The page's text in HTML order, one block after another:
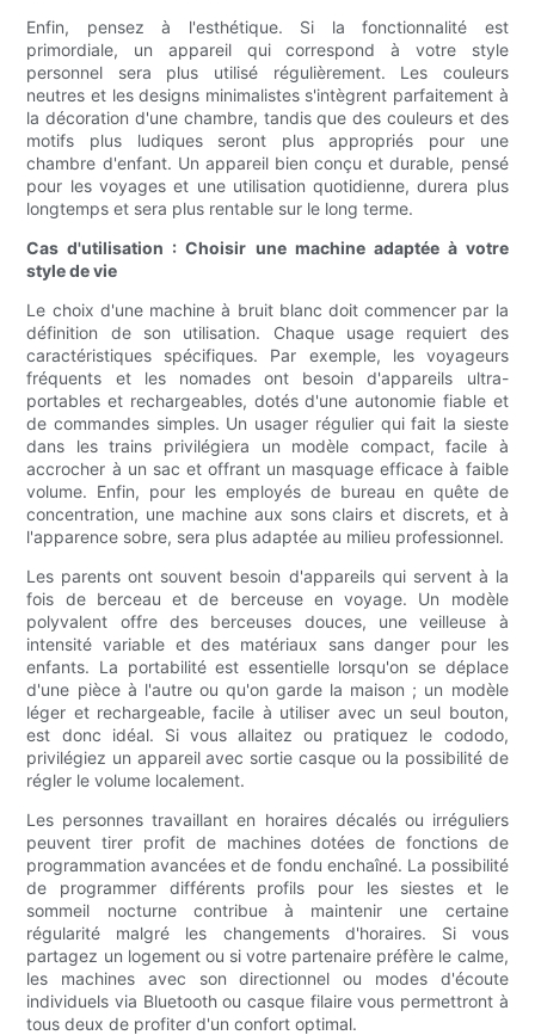
Enfin, pensez à l'esthétique. Si la fonctionnalité est
primordiale, un appareil qui correspond à votre style
personnel sera plus utilisé régulièrement. Les couleurs
neutres et les designs minimalistes s'intègrent parfaitement à
la décoration d'une chambre, tandis que des couleurs et des
motifs plus ludiques seront plus appropriés pour une
chambre d'enfant. Un appareil bien conçu et durable, pensé
pour les voyages et une utilisation quotidienne, durera plus
longtemps et sera plus rentable sur le long terme.
Cas d'utilisation : Choisir une machine adaptée à votre
style de vie
Le choix d'une machine à bruit blanc doit commencer par la
définition de son utilisation. Chaque usage requiert des
caractéristiques spécifiques. Par exemple, les voyageurs
fréquents et les nomades ont besoin d'appareils ultra-
portables et rechargeables, dotés d'une autonomie fiable et
de commandes simples. Un usager régulier qui fait la sieste
dans les trains privilégiera un modèle compact, facile à
accrocher à un sac et offrant un masquage efficace à faible
volume. Enfin, pour les employés de bureau en quête de
concentration, une machine aux sons clairs et discrets, et à
l'apparence sobre, sera plus adaptée au milieu professionnel.
Les parents ont souvent besoin d'appareils qui servent à la
fois de berceau et de berceuse en voyage. Un modèle
polyvalent offre des berceuses douces, une veilleuse à
intensité variable et des matériaux sans danger pour les
enfants. La portabilité est essentielle lorsqu'on se déplace
d'une pièce à l'autre ou qu'on garde la maison ; un modèle
léger et rechargeable, facile à utiliser avec un seul bouton,
est donc idéal. Si vous allaitez ou pratiquez le cododo,
privilégiez un appareil avec sortie casque ou la possibilité de
régler le volume localement.
Les personnes travaillant en horaires décalés ou irréguliers
peuvent tirer profit de machines dotées de fonctions de
programmation avancées et de fondu enchaîné. La possibilité
de programmer différents profils pour les siestes et le
sommeil nocturne contribue à maintenir une certaine
régularité malgré les changements d'horaires. Si vous
partagez un logement ou si votre partenaire préfère le calme,
les machines avec son directionnel ou modes d'écoute
individuels via Bluetooth ou casque filaire vous permettront à
tous deux de profiter d'un confort optimal.